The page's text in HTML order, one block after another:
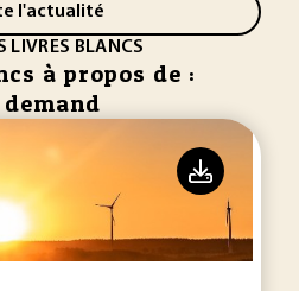
l'actualité
LIVRES BLANCS
à propos de :
demand